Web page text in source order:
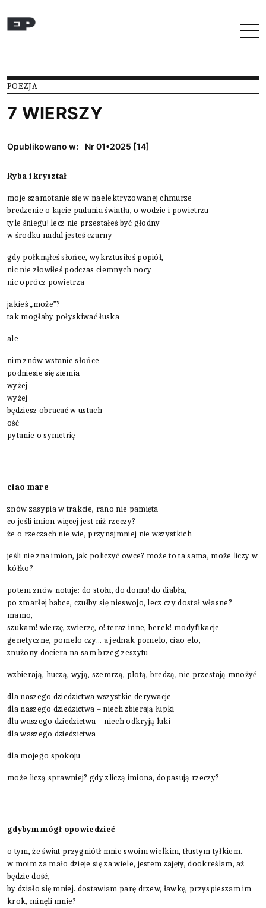
POEZJA
7 WIERSZY
Opublikowano w: Nr 01•2025 [14]
Ryba i kryształ
moje szamotanie się w naelektryzowanej chmurze
bredzenie o kącie padania światła, o wodzie i powietrzu
tyle śniegu! lecz nie przestałeś być głodny
w środku nadal jesteś czarny
gdy połknąłeś słońce, wykrztusiłeś popiół,
nic nie złowiłeś podczas ciemnych nocy
nic oprócz powietrza
jakieś „może”?
tak mogłaby połyskiwać łuska
ale
nim znów wstanie słońce
podniesie się ziemia
wyżej
wyżej
będziesz obracać w ustach
ość
pytanie o symetrię
ciao mare
znów zasypia w trakcie, rano nie pamięta
co jeśli imion więcej jest niż rzeczy?
że o rzeczach nie wie, przynajmniej nie wszystkich
jeśli nie zna imion, jak policzyć owce? może to ta sama, może liczy w
kółko?
potem znów notuje: do stołu, do domu! do diabła,
po zmarłej babce, czułby się nieswojo, lecz czy dostał własne?
mamo,
szukam! wierzę, zwierzę, o! teraz inne, berek! modyfikacje
genetyczne, pomelo czy… a jednak pomelo, ciao elo,
znużony dociera na sam brzeg zeszytu
wzbierają, huczą, wyją, szemrzą, plotą, bredzą, nie przestają mnożyć
dla naszego dziedzictwa wszystkie derywacje
dla naszego dziedzictwa – niech zbierają łupki
dla waszego dziedzictwa – niech odkryją luki
dla waszego dziedzictwa
dla mojego spokoju
może liczą sprawniej? gdy zliczą imiona, dopasują rzeczy?
gdybym mógł opowiedzieć
o tym, że świat przygniótł mnie swoim wielkim, tłustym tyłkiem.
w moim za mało dzieje się za wiele, jestem zajęty, dookreślam, aż
będzie dość,
by działo się mniej. dostawiam parę drzew, ławkę, przyspieszam im
krok, minęli mnie?